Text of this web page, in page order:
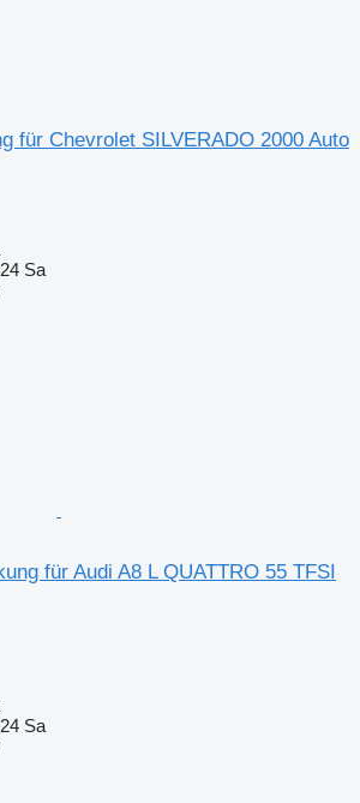
für Chevrolet SILVERADO 2000 Auto
Sa
für Audi A8 L QUATTRO 55 TFSI
Sa